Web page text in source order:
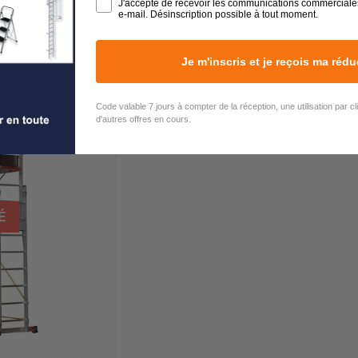
HT
TO 2.3
J'accepte de recevoir les communications
e-mail. Désinscription possible à tout moment.
Je m'inscris et je reçois ma
Code valable 7 jours à compter de la réception, une utilisation par
d'autres offres en cours.